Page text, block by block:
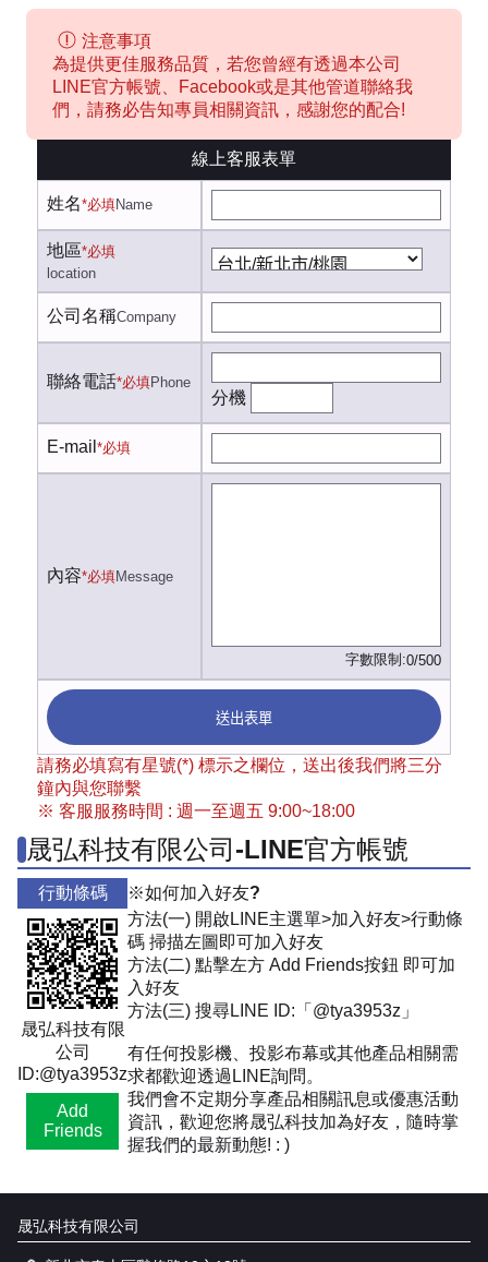
注意事項
為提供更佳服務品質，若您曾經有透過本公司
LINE官方帳號、Facebook或是其他管道聯絡我
們，請務必告知專員相關資訊，感謝您的配合!
線上客服表單
姓名*必填Name
地區*必填
location
公司名稱Company
聯絡電話*必填Phone
分機
E-mail *必填
內容*必填Message
字數限制:0/500
送出表單
請務必填寫有星號(*) 標示之欄位，送出後我們將三分
鐘內與您聯繫
※ 客服服務時間 : 週一至週五 9:00~18:00
晟弘科技有限公司-LINE官方帳號
行動條碼
晟弘科技有限
公司
ID:@tya3953z
Add
Friends
※如何加入好友?
方法(一) 開啟LINE主選單>加入好友>行動條
碼 掃描左圖即可加入好友
方法(二) 點擊左方 Add Friends按鈕 即可加
入好友
方法(三) 搜尋LINE ID:「@tya3953z」
有任何投影機、投影布幕或其他產品相關需
求都歡迎透過LINE詢問。
我們會不定期分享產品相關訊息或優惠活動
資訊，歡迎您將晟弘科技加為好友，隨時掌
握我們的最新動態! : )
晟弘科技有限公司